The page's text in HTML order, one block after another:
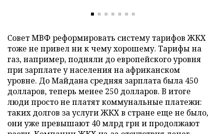
Совет МВФ реформировать систему тарифов ЖКХ
тоже не привел ни к чему хорошему. Тарифы на
газ, например, подняли до европейского уровня
при зарплате у населения на африканском
уровне. До Майдана средняя зарплата была 450
долларов, теперь менее 250 долларов. В итоге
люди просто не платят коммунальные платежи:
таких долгов за услуги ЖКХ в стране еще не было,
они уже превышают 40 млрд грн и продолжают